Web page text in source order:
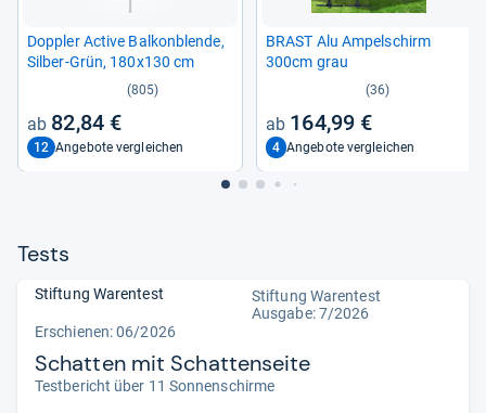
Dopp­ler Active Bal­kon­blende,
Sil­ber-​Grün, 180x130 cm
(805)
82,84 €
12 Angebote vergleichen
BRAST Alu Ampel­schirm
300cm grau
(36)
164,99 €
4 Angebote vergleichen
Tests
Stiftung Warentest
Stiftung Warentest
Ausgabe: 7/2026
Erschienen:06/2026
Schatten mit Schattenseite
Testbericht über 11 Sonnenschirme